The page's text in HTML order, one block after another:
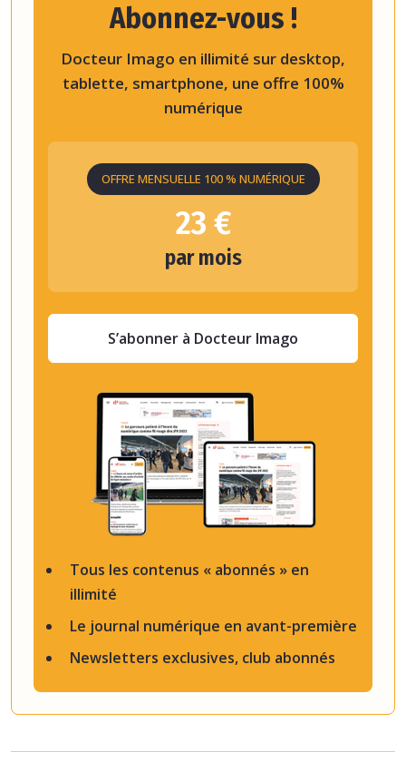
Tous les contenus « abonnés » en
illimité
Le journal numérique en avant-première
Newsletters exclusives, club abonnés
Abonnez-vous !
Docteur Imago en illimité sur desktop,
tablette, smartphone, une offre 100%
numérique
OFFRE MENSUELLE 100 % NUMÉRIQUE
23 €
par mois
S’abonner à Docteur Imago